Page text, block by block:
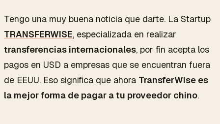
Tengo una muy buena noticia que darte. La Startup
TRANSFERWISE, especializada en realizar
transferencias internacionales, por fin acepta los
pagos en USD a empresas que se encuentran fuera
de EEUU. Eso significa que ahora TransferWise es
la mejor forma de pagar a tu proveedor chino.